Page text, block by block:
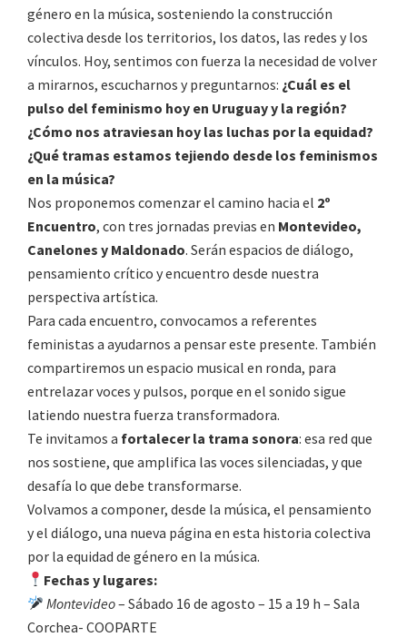
género en la música, sosteniendo la construcción
colectiva desde los territorios, los datos, las redes y los
vínculos. Hoy, sentimos con fuerza la necesidad de volver
a mirarnos, escucharnos y preguntarnos: ¿Cuál es el
pulso del feminismo hoy en Uruguay y la región?
¿Cómo nos atraviesan hoy las luchas por la equidad?
¿Qué tramas estamos tejiendo desde los feminismos
en la música?
Nos proponemos comenzar el camino hacia el 2º
Encuentro, con tres jornadas previas en Montevideo,
Canelones y Maldonado. Serán espacios de diálogo,
pensamiento crítico y encuentro desde nuestra
perspectiva artística.
Para cada encuentro, convocamos a referentes
feministas a ayudarnos a pensar este presente. También
compartiremos un espacio musical en ronda, para
entrelazar voces y pulsos, porque en el sonido sigue
latiendo nuestra fuerza transformadora.
Te invitamos a fortalecer la trama sonora: esa red que
nos sostiene, que amplifica las voces silenciadas, y que
desafía lo que debe transformarse.
Volvamos a componer, desde la música, el pensamiento
y el diálogo, una nueva página en esta historia colectiva
por la equidad de género en la música.
Fechas y lugares:
Montevideo– Sábado 16 de agosto – 15 a 19 h – Sala
Corchea- COOPARTE